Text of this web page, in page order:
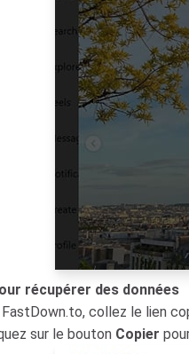
récupérer des données
collez le lien
sur le bouton Copier